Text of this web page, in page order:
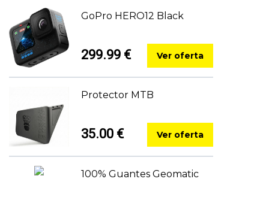
GoPro HERO12 Black
299.99 € Ver oferta
Protector MTB
35.00 € Ver oferta
100% Guantes Geomatic